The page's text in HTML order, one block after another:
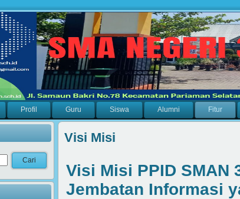
Profil Guru Siswa Alumni Fitur
Visi Misi
Visi Misi PPID SMAN
Jembatan Informasi